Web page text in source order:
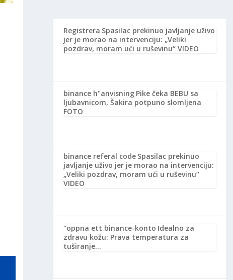
Registrera Spasilac prekinuo javljanje uživo
jer je morao na intervenciju: „Veliki
pozdrav, moram ući u ruševinu“ VIDEO
binance h"anvisning Pike čeka BEBU sa
ljubavnicom, Šakira potpuno slomljena
FOTO
binance referal code Spasilac prekinuo
javljanje uživo jer je morao na intervenciju:
„Veliki pozdrav, moram ući u ruševinu“
VIDEO
"oppna ett binance-konto Idealno za
zdravu kožu: Prava temperatura za
tuširanje…